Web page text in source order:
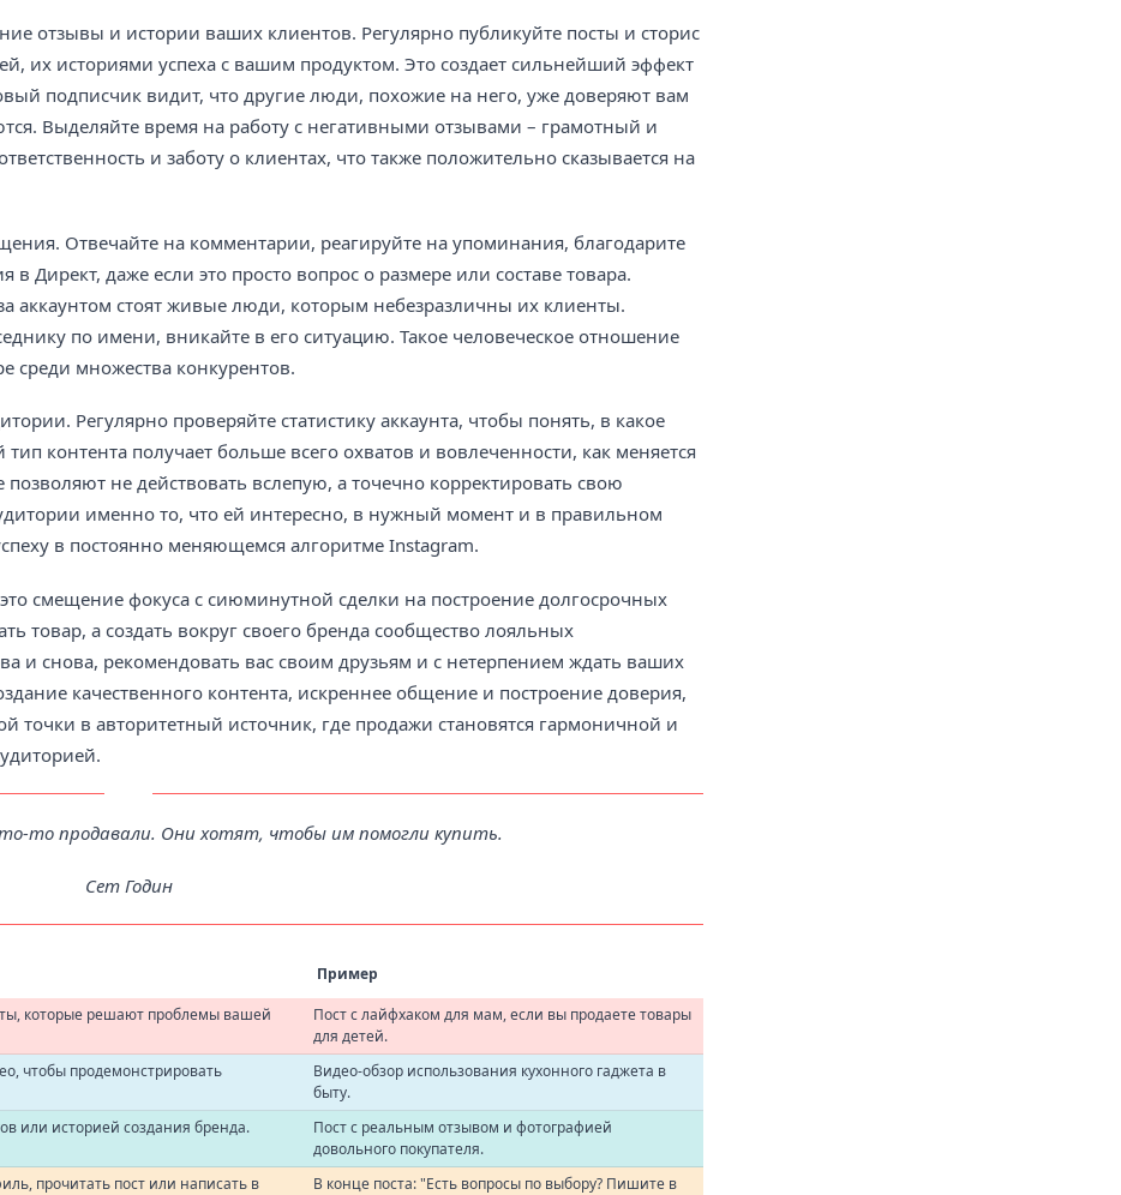
отзывы и истории ваших клиентов. Регулярно публикуйте посты и сторис
их историями успеха с вашим продуктом. Это создает сильнейший эффект
подписчик видит, что другие люди, похожие на него, уже доверяют вам
Выделяйте время на работу с негативными отзывами – грамотный и
и заботу о клиентах, что также положительно сказывается на
Отвечайте на комментарии, реагируйте на упоминания, благодарите
Директ, даже если это просто вопрос о размере или составе товара.
аккаунтом стоят живые люди, которым небезразличны их клиенты.
по имени, вникайте в его ситуацию. Такое человеческое отношение
среди множества конкурентов.
Регулярно проверяйте статистику аккаунта, чтобы понять, в какое
контента получает больше всего охватов и вовлеченности, как меняется
не действовать вслепую, а точечно корректировать свою
именно то, что ей интересно, в нужный момент и в правильном
в постоянно меняющемся алгоритме Instagram.
смещение фокуса с сиюминутной сделки на построение долгосрочных
товар, а создать вокруг своего бренда сообщество лояльных
и снова, рекомендовать вас своим друзьям и с нетерпением ждать ваших
качественного контента, искреннее общение и построение доверия,
точки в авторитетный источник, где продажи становятся гармоничной и
то продавали. Они хотят, чтобы им помогли купить.
Сет Годин
Пример
которые решают проблемы вашей
Пост с лайфхаком для мам, если вы продаете товары
для детей.
чтобы продемонстрировать
Видео-обзор использования кухонного гаджета в
быту.
или историей создания бренда.
Пост с реальным отзывом и фотографией
довольного покупателя.
прочитать пост или написать в В конце поста: "Есть вопросы по выбору? Пишите в